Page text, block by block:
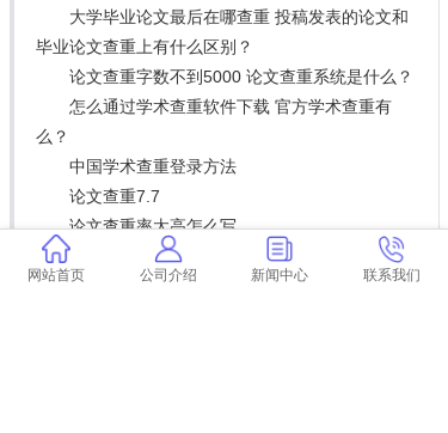
大学毕业论文最后在哪查重 投稿发表的论文和
毕业论文查重上有什么区别？
论文查重字数不到5000 论文查重系统是什么？
怎么通过学术查重软件下载 官方学术查重有
么？
中国学术查重登录方法
论文查重7.7
论文查重率太高怎么写
淮师论文查重
专套本的毕业论文查重率多少才过 本科毕业论
网站首页 公司介绍 新闻中心 联系我们